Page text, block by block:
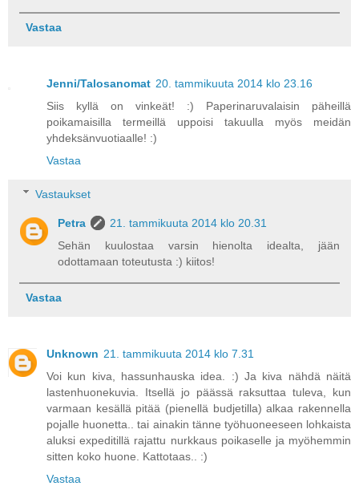
Vastaa
Jenni/Talosanomat 20. tammikuuta 2014 klo 23.16
Siis kyllä on vinkeät! :) Paperinaruvalaisin päheillä
poikamaisilla termeillä uppoisi takuulla myös meidän
yhdeksänvuotiaalle! :)
Vastaa
Vastaukset
Petra
21. tammikuuta 2014 klo 20.31
Sehän kuulostaa varsin hienolta idealta, jään
odottamaan toteutusta :) kiitos!
Vastaa
Unknown 21. tammikuuta 2014 klo 7.31
Voi kun kiva, hassunhauska idea. :) Ja kiva nähdä näitä
lastenhuonekuvia. Itsellä jo päässä raksuttaa tuleva, kun
varmaan kesällä pitää (pienellä budjetilla) alkaa rakennella
pojalle huonetta.. tai ainakin tänne työhuoneeseen lohkaista
aluksi expeditillä rajattu nurkkaus poikaselle ja myöhemmin
sitten koko huone. Kattotaas.. :)
Vastaa